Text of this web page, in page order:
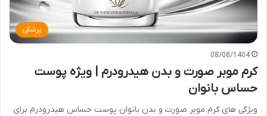
پزشکی
08/08/1404
کرم موبر صورت و بدن هیدرودرم | ویژه پوست
حساس بانوان
ویژگی های کرم موبر صورت و بدن بانوان پوست حساس هیدرودرم برای